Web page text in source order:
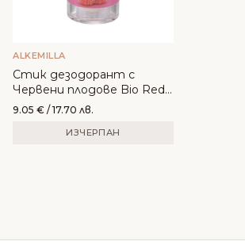
ALKEMILLA
Стик дезодорант с
Червени плодове Bio Red
Fruits - Alkemilla
9.05 € / 17.70 лв.
ИЗЧЕРПАН